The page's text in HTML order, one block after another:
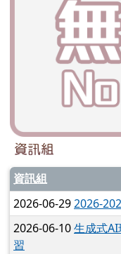
資訊組
資訊組
2026-06-292026-
2026-06-10生成式
習